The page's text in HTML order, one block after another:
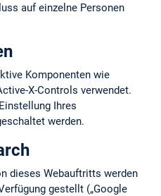
auf einzelne Personen
Komponenten wie
X-Controls verwendet.
Ihres
werden.
dieses Webauftritts werden
gestellt („Google